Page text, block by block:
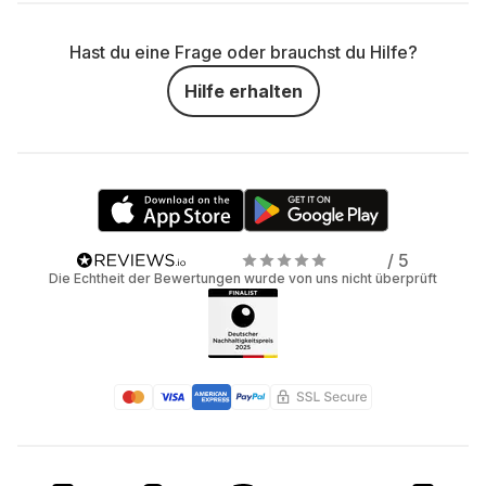
Hast du eine Frage oder brauchst du Hilfe?
Hilfe erhalten
/ 5
Die Echtheit der Bewertungen wurde von uns nicht überprüft